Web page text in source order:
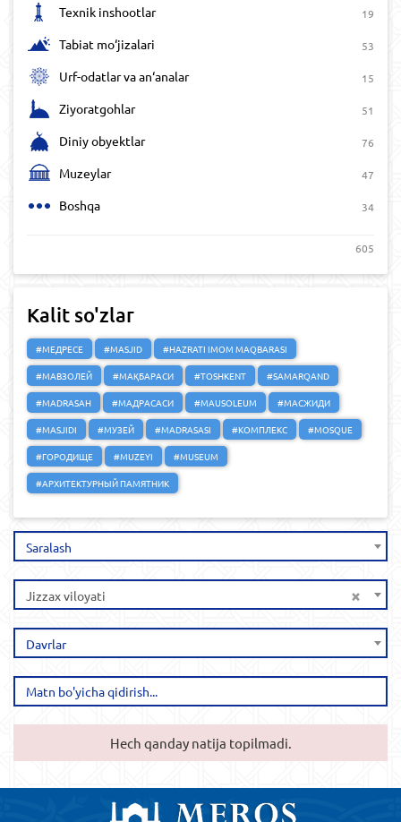
Texnik inshootlar 19
Tabiat mo‘jizalari 53
Urf-odatlar va an‘analar 15
Ziyoratgohlar 51
Diniy obyektlar 76
Muzeylar 47
Boshqa 34
605
Kalit so'zlar
#МЕДРЕСЕ #MASJID
#HAZRATI IMOM MAQBARASI
#МАВЗОЛЕЙ
#МАҚБАРАСИ #TOSHKENT
#SAMARQAND
#MADRASAH
#МАДРАСАСИ #MAUSOLEUM
#МАСЖИДИ
#MASJIDI
#МУЗЕЙ #MADRASASI #КОМПЛЕКС
#MOSQUE
#ГОРОДИЩЕ
#MUZEYI
#MUSEUM
#АРХИТЕКТУРНЫЙ ПАМЯТНИК
Saralash
×
Jizzax viloyati
Davrlar
Hech qanday natija topilmadi.